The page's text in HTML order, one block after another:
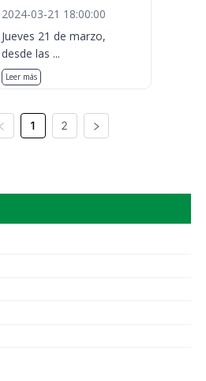
2024-03-21 18:00:00
Jueves 21 de marzo,
desde las ...
Leer más
1 2